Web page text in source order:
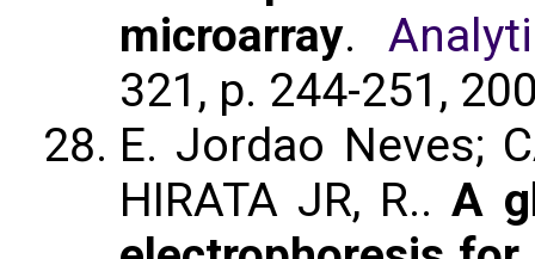
microarray.
321, p. 244-251,
E. Jordao Neves;
HIRATA JR, R..A